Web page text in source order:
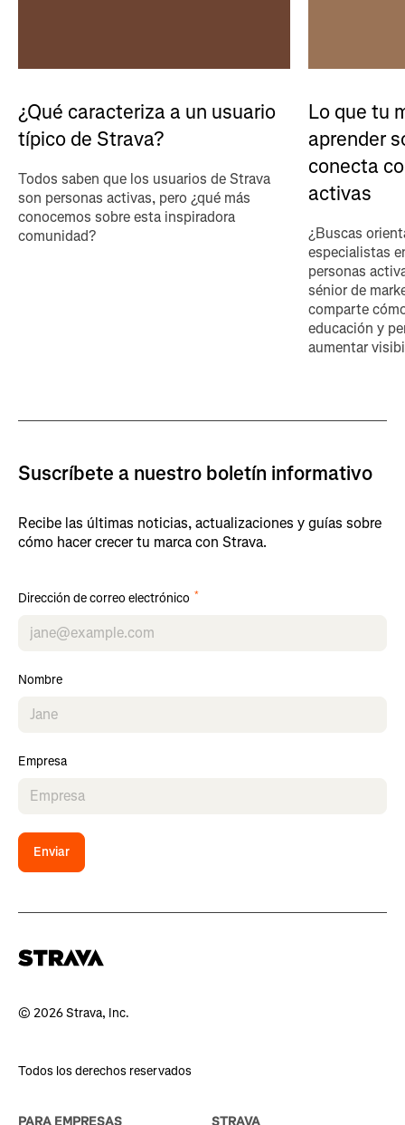
¿Qué caracteriza a un usuario
típico de Strava?
Todos saben que los usuarios de Strava
son personas activas, pero ¿qué más
conocemos sobre esta inspiradora
comunidad?
Lo que tu
aprender
conecta
activas
¿Buscas
especialistas
personas
sénior de
comparte
educación y
aumentar
Suscríbete a nuestro boletín informativo
Recibe las últimas noticias, actualizaciones y guías sobre
cómo hacer crecer tu marca con Strava.
Dirección de correo electrónico *
Nombre
Empresa
Enviar
© 2026 Strava, Inc.
Todos los derechos reservados